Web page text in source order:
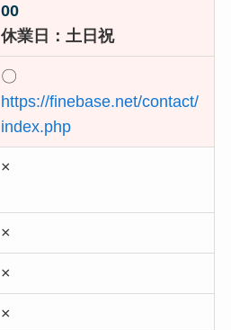
00
休業日：土日祝
〇
https://finebase.net/contact/
index.php
×
×
×
×